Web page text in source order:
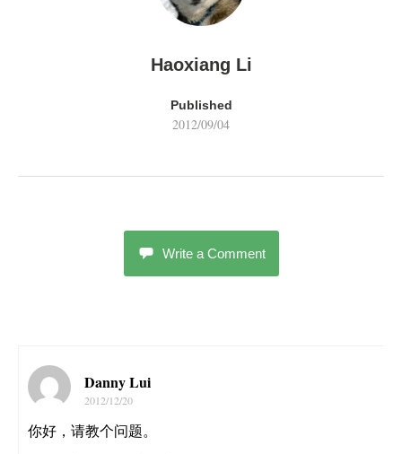
Haoxiang Li
Published
2012/09/04
Write a Comment
Danny Lui
2012/12/20
你好，请教个问题。